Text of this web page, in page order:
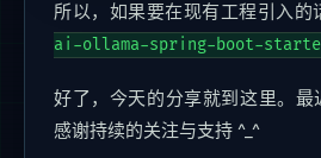
所以，如果要在现有工程引入的
ai-ollama-spring-boot-
好了，今天的分享就到这里。最
感谢持续的关注与支持 ^_^